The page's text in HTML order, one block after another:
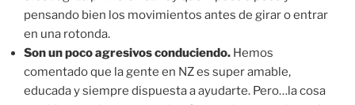
pensando bien los movimientos antes de girar o entrar
en una rotonda.
Son un poco agresivos conduciendo. Hemos
comentado que la gente en NZ es super amable,
educada y siempre dispuesta a ayudarte. Pero…la cosa